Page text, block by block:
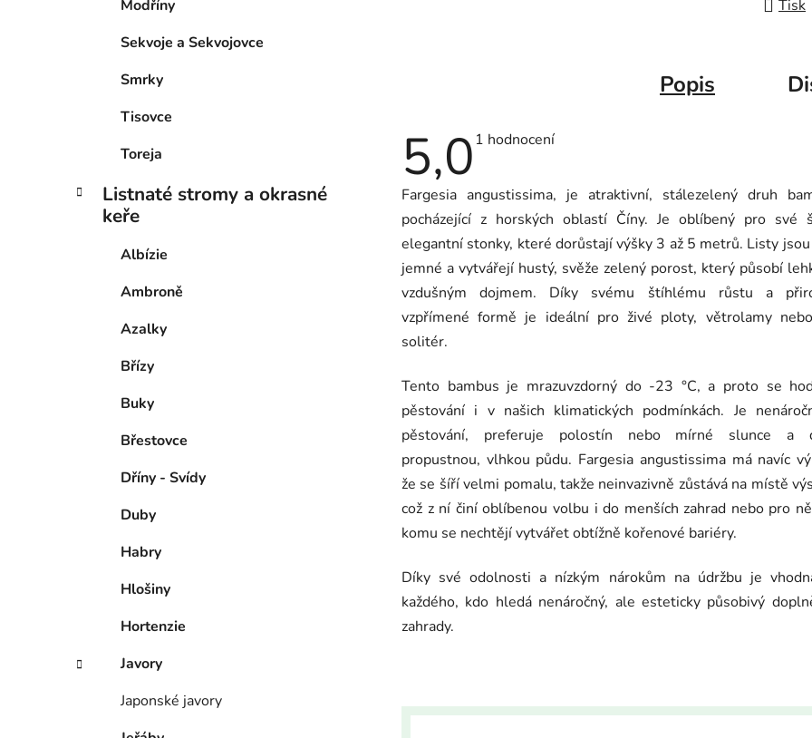
Modříny
Sekvoje a Sekvojovce
Smrky
Tisovce
Toreja
Listnaté stromy a okrasné
keře
Albízie
Ambroně
Azalky
Břízy
Buky
Břestovce
Dříny - Svídy
Duby
Habry
Hlošiny
Hortenzie
Javory
Japonské javory
Tisk
Popis
5,0 Průměrné
5,0
5
hvězdiček.
1 hodnocení
Fargesia angustissima, je atraktivní, stálezelený druh
pocházející z horských oblastí Číny. Je oblíbený pro své
elegantní stonky, které dorůstají výšky 3 až 5 metrů. Listy jsou
jemné a vytvářejí hustý, svěže zelený porost, který působí
vzdušným dojmem. Díky svému štíhlému růstu a
vzpřímené formě je ideální pro živé ploty, větrolamy
solitér.
Tento bambus je mrazuvzdorný do -23 °C, a proto se
pěstování i v našich klimatických podmínkách. Je
pěstování, preferuje polostín nebo mírné slunce a
propustnou, vlhkou půdu. Fargesia angustissima má navíc
že se šíří velmi pomalu, takže neinvazivně zůstává na místě
což z ní činí oblíbenou volbu i do menších zahrad nebo pro
komu se nechtějí vytvářet obtížně kořenové bariéry.
Díky své odolnosti a nízkým nárokům na údržbu je
každého, kdo hledá nenáročný, ale esteticky působivý
zahrady.